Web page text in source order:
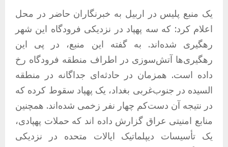
یک منبع پلیس در اربیل به خبرنگاران حاضر در محل
اعلام کرد: که سه پهپاد در نزدیکی فرودگاه این شهر
رهگیری شده‌اند. به گفته این منبع، در پی این
رهگیری‌ها آتش‌سوزی در اطراف منطقه فرودگاه رخ
داده است. همزمان در حادثه‌ای جداگانه در منطقه
السیده در جنوب‌غربی بغداد، یک پهپاد سقوط کرده که
در نتیجه آن دست‌کم چهار نفر زخمی شده‌اند. همچنین
منابع امنیتی عراق گزارش داده اند که حملات پهپادی،
یک تأسیسات دیپلماتیک ایالات متحده در نزدیکی